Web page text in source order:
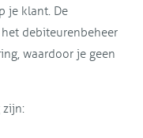
je klant. De
debiteurenbeheer
waardoor je geen
zijn: